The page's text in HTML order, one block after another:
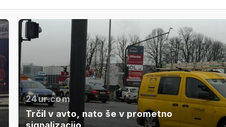
24ur.com
Trčil v avto, nato še v prometno